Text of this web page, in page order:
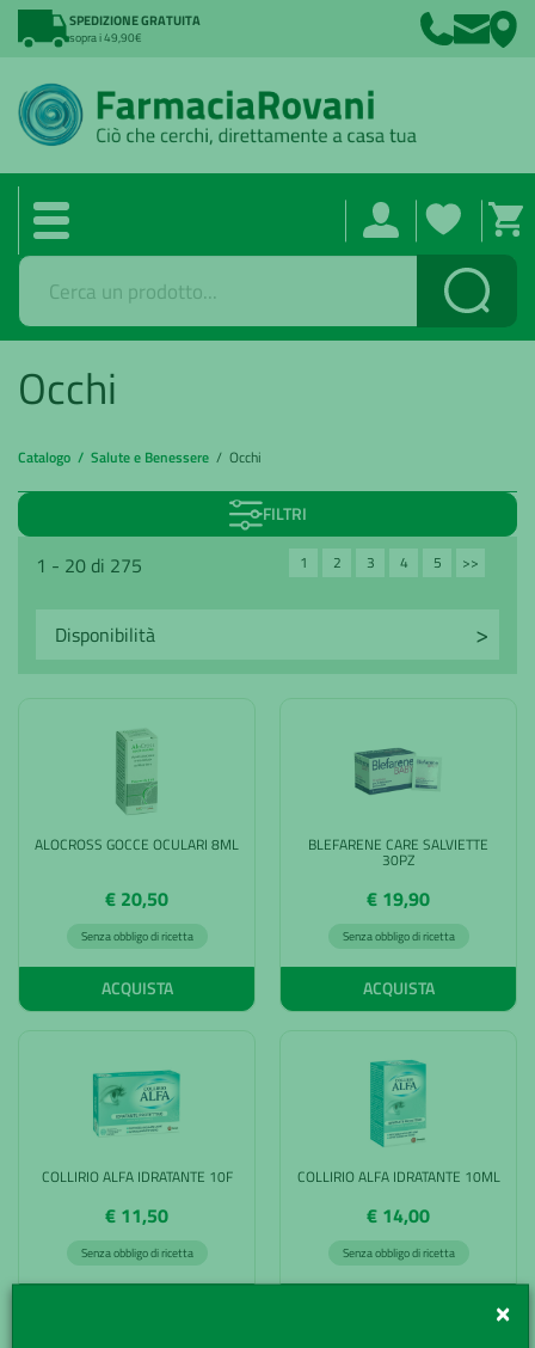
SPEDIZIONE GRATUITA
sopra i 49,90€
Cerca
Occhi
Catalogo / Salute e Benessere / Occhi
FILTRI
1 - 20 di 275 1 2 3 4 5 >>Avanti
ALOCROSS GOCCE OCULARI 8ML
€ 20,50
Senza obbligo di ricetta
ACQUISTA
BLEFARENE CARE SALVIETTE
30PZ
€ 19,90
Senza obbligo di ricetta
ACQUISTA
COLLIRIO ALFA IDRATANTE 10F
€ 11,50
Senza obbligo di ricetta
COLLIRIO ALFA IDRATANTE 10ML
€ 14,00
Senza obbligo di ricetta
×